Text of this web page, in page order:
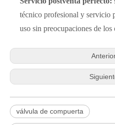
técnico profesional y servicio
uso sin preocupaciones de los
válvula de compuerta